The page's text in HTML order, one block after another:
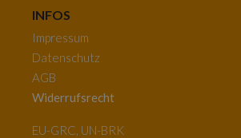
INFOS
Impressum
Datenschutz
AGB
Widerrufsrecht
EU-GRC, UN-BRK